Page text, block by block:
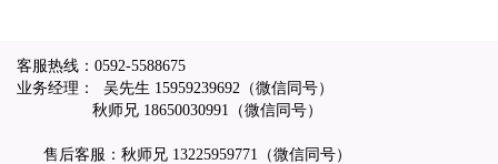
客服热线： 0592-5588675
业务经理： 吴先生 15959239692 （微信同号）
秋师兄 18650030991 （微信同号）
售后客服：秋师兄 13225959771 （微信同号）